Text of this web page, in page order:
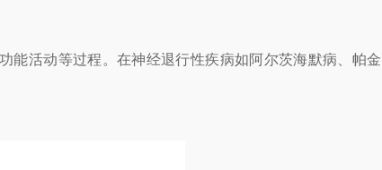
活动等过程。在神经退行性疾病如阿尔茨海默病、帕